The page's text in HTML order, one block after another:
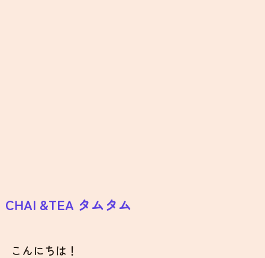
CHAI &TEA タムタム
こんにちは！